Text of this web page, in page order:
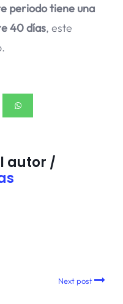
periodo tiene una
40 días, este
autor /
Next post